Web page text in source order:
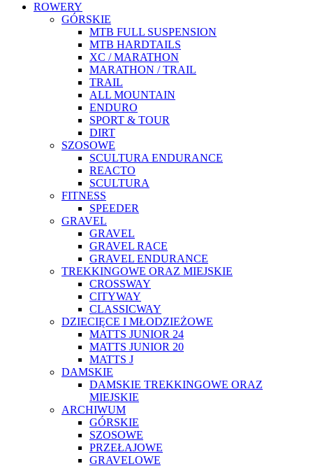
ROWERY
GÓRSKIE
MTB FULL SUSPENSION
MTB HARDTAILS
XC / MARATHON
MARATHON / TRAIL
TRAIL
ALL MOUNTAIN
ENDURO
SPORT & TOUR
DIRT
SZOSOWE
SCULTURA ENDURANCE
REACTO
SCULTURA
FITNESS
SPEEDER
GRAVEL
GRAVEL
GRAVEL RACE
GRAVEL ENDURANCE
TREKKINGOWE ORAZ MIEJSKIE
CROSSWAY
CITYWAY
CLASSICWAY
DZIECIĘCE I MŁODZIEŻOWE
MATTS JUNIOR 24
MATTS JUNIOR 20
MATTS J
DAMSKIE
DAMSKIE TREKKINGOWE ORAZ
MIEJSKIE
ARCHIWUM
GÓRSKIE
SZOSOWE
PRZEŁAJOWE
GRAVELOWE